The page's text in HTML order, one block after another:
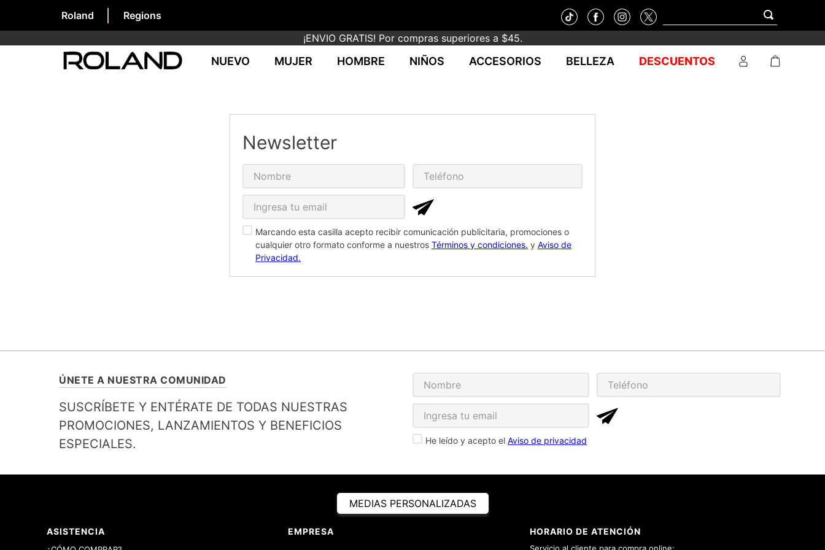
Roland
Regions
¡ENVIO GRATIS! Por compras superiores a $45.
NUEVO MUJER HOMBRE NIÑOS ACCESORIOS BELLEZA DESCUENTOS
Newsletter
Marcando esta casilla acepto recibir comunicación publicitaria, promociones o
cualquier otro formato conforme a nuestros Términos y condiciones. y Aviso de
Privacidad.
ÚNETE A NUESTRA COMUNIDAD
SUSCRÍBETE Y ENTÉRATE DE TODAS NUESTRAS
PROMOCIONES, LANZAMIENTOS Y BENEFICIOS
ESPECIALES.
He leído y acepto el Aviso de privacidad
MEDIAS PERSONALIZADAS
ASISTENCIA EMPRESA HORARIO DE ATENCIÓN